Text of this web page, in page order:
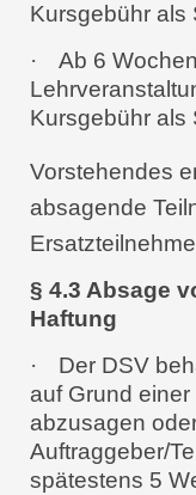
Kursgebühr als
·
Ab 6
Kursgebühr als
Vorstehendes
absagende
§ 4.3 Absage
Haftung
·
Der DSV
auf Grund
abzusagen
Auftraggeber/
spätestens 5